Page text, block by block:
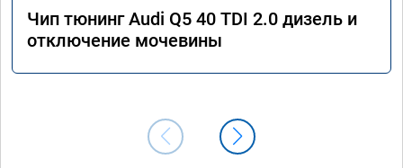
Чип тюнинг Audi Q5 40 TDI 2.0 дизель и
отключение мочевины